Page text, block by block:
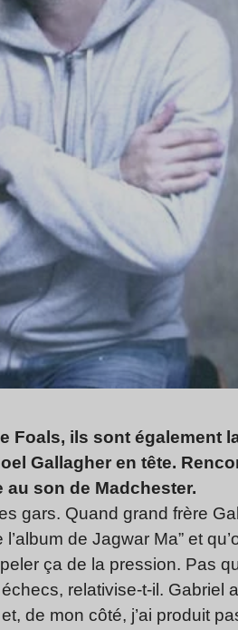
Foals, ils sont également
Gallagher en tête.
au son de Madchester.
gars. Quand grand frère
de Jagwar Ma” et
ça de la pression. Pas
relativise-t-il.
de mon côté, j’ai produit